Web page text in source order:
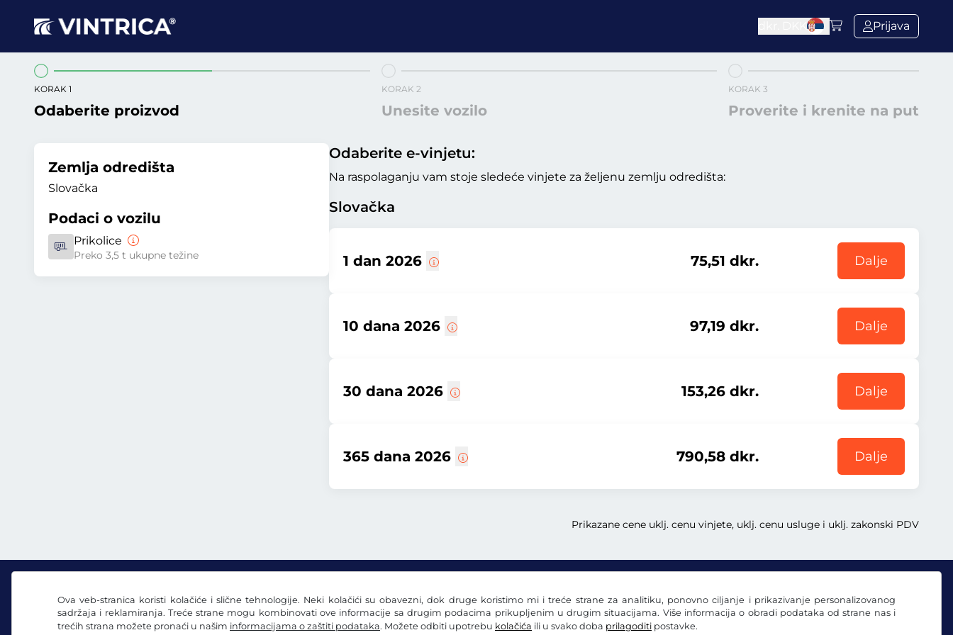
Ova veb-stranica koristi kolačiće i slične tehnologije. Neki kolačići su obavezni, dok druge koristimo mi i treće strane za analitiku, ponovno ciljanje i prikazivanje personalizovanog
sadržaja i reklamiranja. Treće strane mogu kombinovati ove informacije sa drugim podacima prikupljenim u drugim situacijama. Više informacija o obradi podataka od strane nas i
trećih strana možete pronaći u našim informacijama o zaštiti podataka. Možete odbiti upotrebu kolačića ili u svako doba prilagoditi postavke.
Prijava
KORAK 1
Odaberite proizvod
KORAK 2
Unesite vozilo
KORAK 3
Proverite i krenite na put
Zemlja odredišta
Slovačka
Podaci o vozilu
Prikolice
Preko 3,5 t ukupne težine
Odaberite e-vinjetu:
Na raspolaganju vam stoje sledeće vinjete za željenu zemlju odredišta:
Slovačka
1 dan 2026 75,51 dkr. Dalje
10 dana 2026 97,19 dkr. Dalje
30 dana 2026 153,26 dkr. Dalje
365 dana 2026 790,58 dkr. Dalje
Prikazane cene uklj. cenu vinjete, uklj. cenu usluge i uklj. zakonski PDV
Facebook Instagram